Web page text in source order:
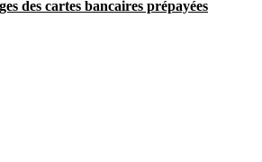
des cartes bancaires prépayées